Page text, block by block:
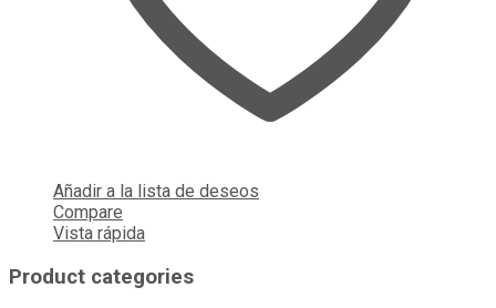
Añadir a la lista de deseos
Compare
Vista rápida
Product categories